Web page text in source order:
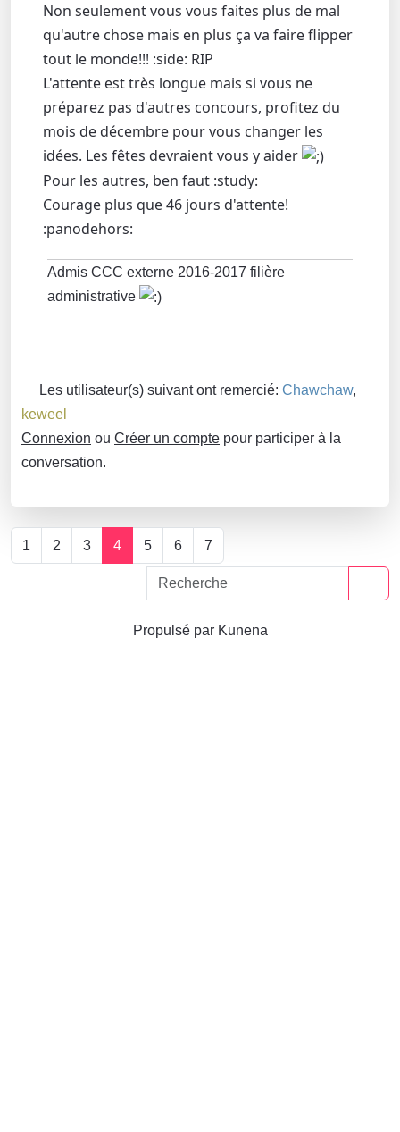
Non seulement vous vous faites plus de mal
qu'autre chose mais en plus ça va faire flipper
tout le monde!!! :side: RIP
L'attente est très longue mais si vous ne
préparez pas d'autres concours, profitez du
mois de décembre pour vous changer les
idées. Les fêtes devraient vous y aider
Pour les autres, ben faut :study:
Courage plus que 46 jours d'attente!
:panodehors:
Admis CCC externe 2016-2017 filière
administrative
Les utilisateur(s) suivant ont remercié: Chawchaw,
keweel
Connexion ou Créer un compte pour participer à la
conversation.
1 2 3 4 5 6 7
Propulsé par Kunena